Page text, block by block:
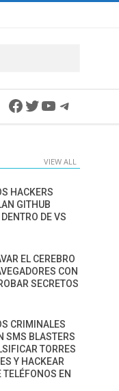
Facebook
Twitter
YouTube
VIEW ALL
HACKERS
GITHUB
DE VS
EL CEREBRO
CON
SECRETOS
CRIMINALES
SMS BLASTERS
TORRES
Y HACKEAR
TELÉFONOS EN